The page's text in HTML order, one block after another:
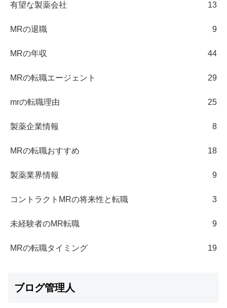
有望な製薬会社 13
MRの退職 9
MRの年収 44
MRの転職エージェント 29
mrの転職理由 25
製薬企業情報 8
MRの転職おすすめ 18
製薬業界情報 9
コントラクトMRの将来性と転職 3
未経験者のMR転職 9
MRの転職タイミング 19
ブログ管理人